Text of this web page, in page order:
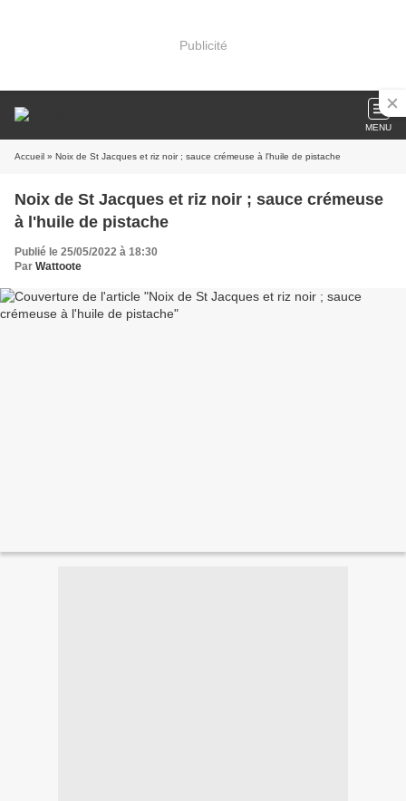
Publicité
MENU
Accueil » Noix de St Jacques et riz noir ; sauce crémeuse à l'huile de pistache
Noix de St Jacques et riz noir ; sauce crémeuse
à l'huile de pistache
Publié le 25/05/2022 à 18:30
Par Wattoote